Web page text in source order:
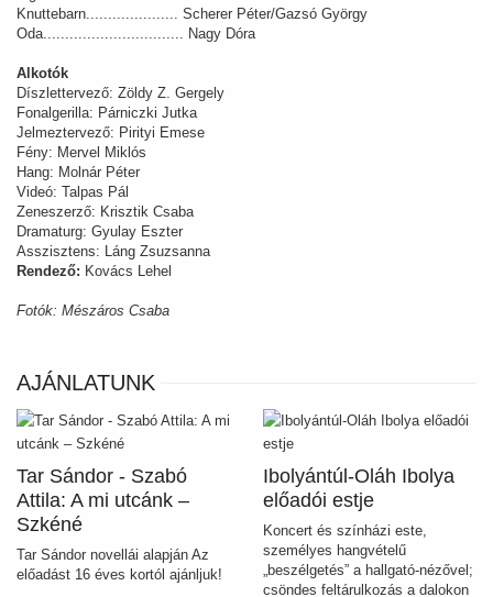
Knuttebarn..................... Scherer Péter/Gazsó György
Oda................................ Nagy Dóra
Alkotók
Díszlettervező: Zöldy Z. Gergely
Fonalgerilla: Párniczki Jutka
Jelmeztervező: Pirityi Emese
Fény: Mervel Miklós
Hang: Molnár Péter
Videó: Talpas Pál
Zeneszerző: Krisztik Csaba
Dramaturg: Gyulay Eszter
Asszisztens: Láng Zsuzsanna
Rendező: Kovács Lehel
Fotók: Mészáros Csaba
AJÁNLATUNK
Tar Sándor - Szabó
Attila: A mi utcánk –
Szkéné
Tar Sándor novellái alapján Az
előadást 16 éves kortól ajánljuk!
Ibolyántúl-Oláh Ibolya
előadói estje
Koncert és színházi este,
személyes hangvételű
„beszélgetés” a hallgató-nézővel;
csöndes feltárulkozás a dalokon